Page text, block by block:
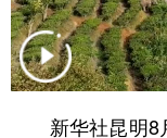
法律
食品
新华社昆明8月